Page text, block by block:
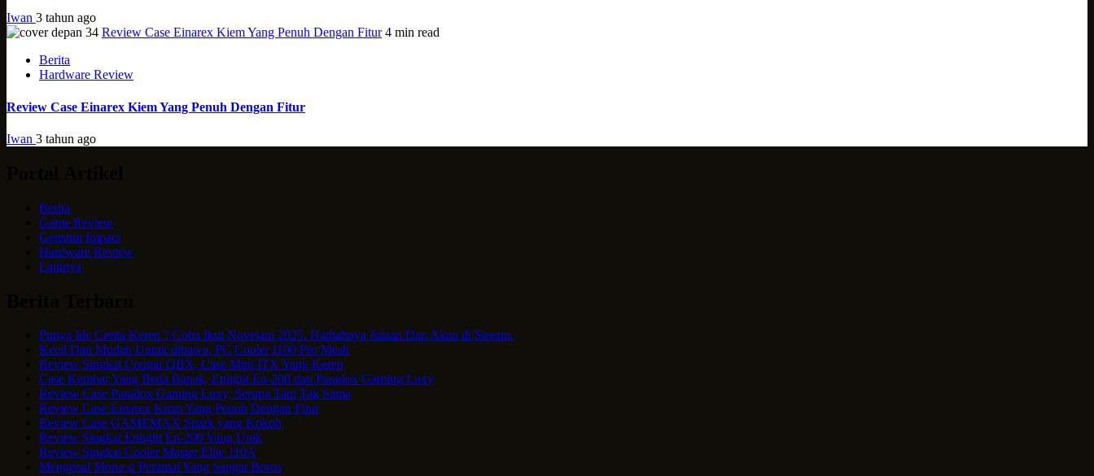
Iwan 3 tahun ago
Review Case Einarex Kiem Yang Penuh Dengan Fitur 4 min read
Berita
Hardware Review
Review Case Einarex Kiem Yang Penuh Dengan Fitur
Iwan 3 tahun ago
Berita
Game Review
Genshin Impact
Hardware Review
Lainnya
Punya Ide Cerita Keren ? Coba Ikut Novejam 2025. Hadiahnya Jutaan Dan Akan di Stream.
Kecil Dan Mudah Untuk dibawa, PC Cooler I100 Pro Mesh
Review Singkat Cougar QBX, Case Mini ITX Yang Keren
Case Kembar Yang Beda Bapak, Enlight En-200 dan Paradox Gaming Luxy
Review Case Paradox Gaming Luxy, Serupa Tapi Tak Sama
Review Case Einarex Kiem Yang Penuh Dengan Fitur
Review Case GAMEMAX Spark yang Kokoh
Review Singkat Enlight En-200 Yang Unik
Review Singkat Cooler Master Elite 110A
Mengenal Mona si Peramal Yang Sangat Boros